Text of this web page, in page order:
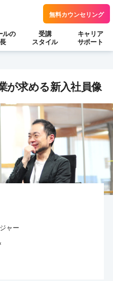
無料カウンセリング
ルの
受講
スタイル
キャリア
サポート
が求める新入社員像
ャー